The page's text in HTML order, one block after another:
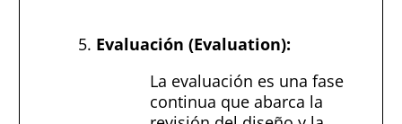
Evaluación (Evaluation):
La evaluación es una fase
continua que abarca la